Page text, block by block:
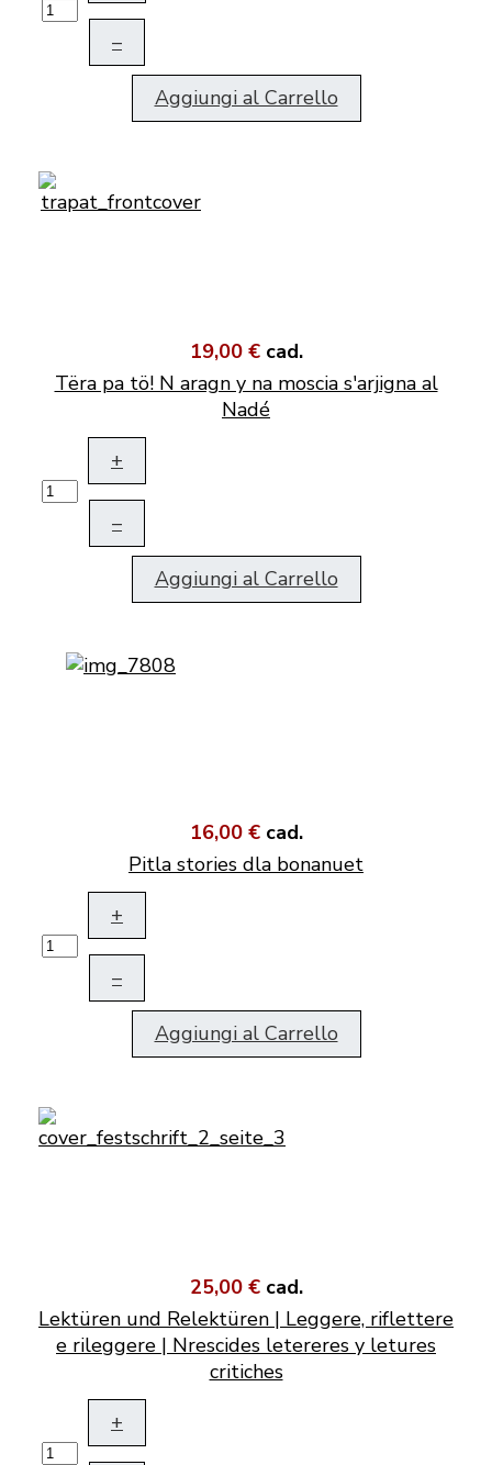
–
Aggiungi al Carrello
19,00 € cad.
Tëra pa tö! N aragn y na moscia s'arjigna al
Nadé
+
–
Aggiungi al Carrello
16,00 € cad.
Pitla stories dla bonanuet
+
–
Aggiungi al Carrello
25,00 € cad.
Lektüren und Relektüren | Leggere, riflettere
e rileggere | Nrescides letereres y letures
critiches
+